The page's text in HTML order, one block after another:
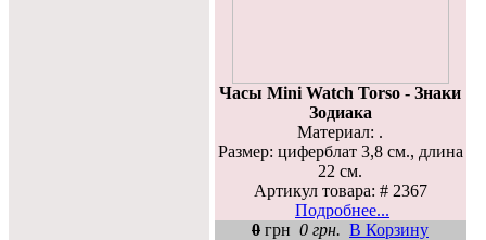
Часы Mini Watch Torso - Знаки
Зодиака
Материал: .
Размер: циферблат 3,8 см., длина
22 см.
Артикул товара: # 2367
Подробнее...
0 грн 0 грн. В Корзину